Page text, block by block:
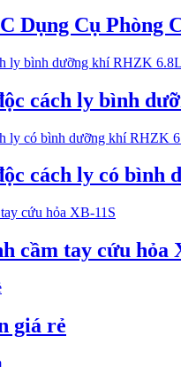
Dụng Cụ Phòng
cách ly bình
cách ly có bình
cầm tay cứu hỏa
giá rẻ